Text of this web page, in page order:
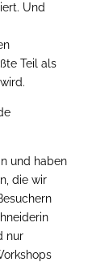
Und
Teil als
und haben
die wir
nur